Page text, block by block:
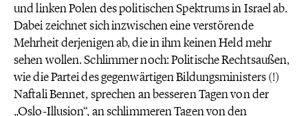
und linken Polen des politischen Spektrums in Israel ab.
Dabei zeichnet sich inzwischen eine verstörende
Mehrheit derjenigen ab, die in ihm keinen Held mehr
sehen wollen. Schlimmer noch: Politische Rechtsaußen,
wie die Partei des gegenwärtigen Bildungsministers (!)
Naftali Bennet, sprechen an besseren Tagen von der
„Oslo-Illusion“, an schlimmeren Tagen von den